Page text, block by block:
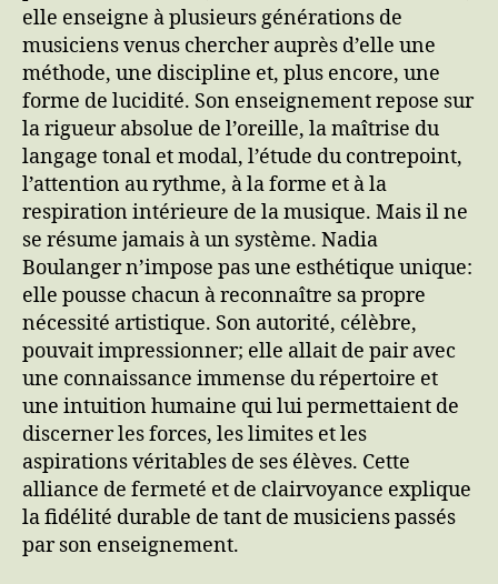
elle enseigne à plusieurs générations de
musiciens venus chercher auprès d’elle une
méthode, une discipline et, plus encore, une
forme de lucidité. Son enseignement repose sur
la rigueur absolue de l’oreille, la maîtrise du
langage tonal et modal, l’étude du contrepoint,
l’attention au rythme, à la forme et à la
respiration intérieure de la musique. Mais il ne
se résume jamais à un système. Nadia
Boulanger n’impose pas une esthétique unique:
elle pousse chacun à reconnaître sa propre
nécessité artistique. Son autorité, célèbre,
pouvait impressionner; elle allait de pair avec
une connaissance immense du répertoire et
une intuition humaine qui lui permettaient de
discerner les forces, les limites et les
aspirations véritables de ses élèves. Cette
alliance de fermeté et de clairvoyance explique
la fidélité durable de tant de musiciens passés
par son enseignement.